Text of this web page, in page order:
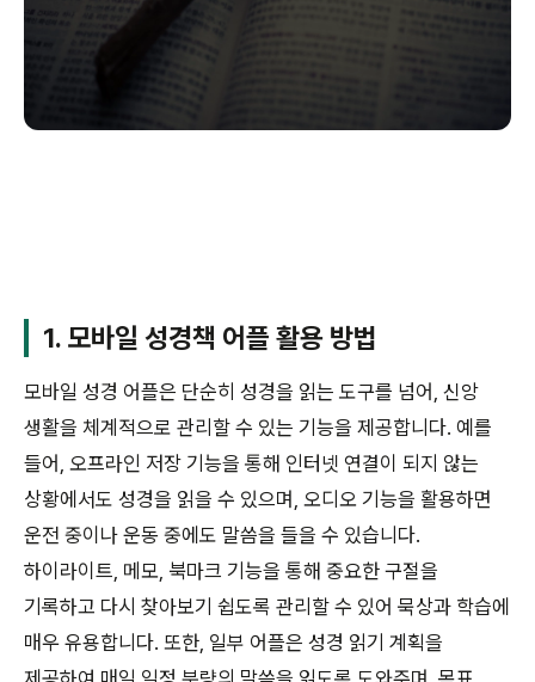
1. 모바일 성경책 어플 활용 방법
모바일 성경 어플은 단순히 성경을 읽는 도구를 넘어, 신앙
생활을 체계적으로 관리할 수 있는 기능을 제공합니다. 예를
들어, 오프라인 저장 기능을 통해 인터넷 연결이 되지 않는
상황에서도 성경을 읽을 수 있으며, 오디오 기능을 활용하면
운전 중이나 운동 중에도 말씀을 들을 수 있습니다.
하이라이트, 메모, 북마크 기능을 통해 중요한 구절을
기록하고 다시 찾아보기 쉽도록 관리할 수 있어 묵상과 학습에
매우 유용합니다. 또한, 일부 어플은 성경 읽기 계획을